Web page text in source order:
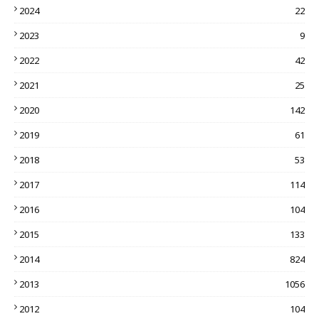
2024
22
2023
9
2022
42
2021
25
2020
142
2019
61
2018
53
2017
114
2016
104
2015
133
2014
824
2013
1056
2012
104